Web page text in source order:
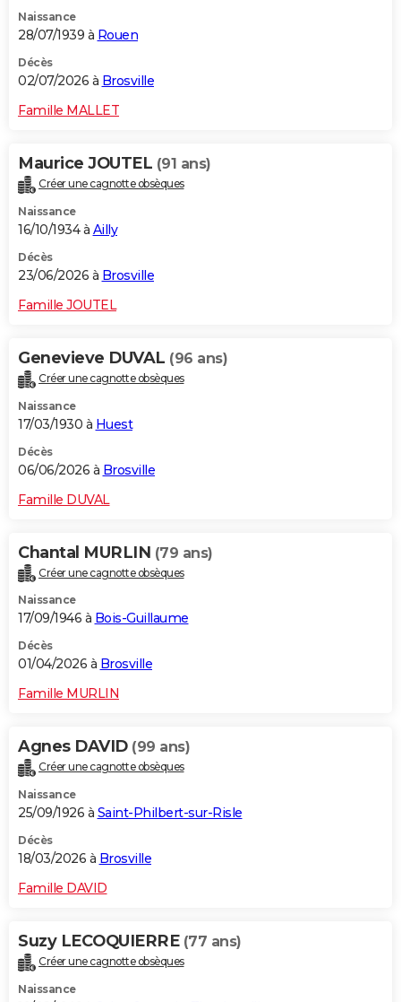
Dictionnaire
Biographies
Citations
Expressions
Proverbes
PROGRAMME TV
S'inscrire
Se connecter
Lycées
Collèges
Primaires
Universités
Entreprises
Service militaire
Avis de recherche
AVIS DE DÉCÈS
FORUM
Bricolage
Naissance
28/07/1939 à Rouen
Décès
02/07/2026 à Brosville
Famille MALLET
Maurice JOUTEL (91 ans)
Créer une cagnotte obsèques
Naissance
16/10/1934 à Ailly
Décès
23/06/2026 à Brosville
Famille JOUTEL
Genevieve DUVAL (96 ans)
Créer une cagnotte obsèques
Naissance
17/03/1930 à Huest
Décès
06/06/2026 à Brosville
Famille DUVAL
Chantal MURLIN (79 ans)
Créer une cagnotte obsèques
Naissance
17/09/1946 à Bois-Guillaume
Décès
01/04/2026 à Brosville
Famille MURLIN
Agnes DAVID (99 ans)
Créer une cagnotte obsèques
Naissance
25/09/1926 à Saint-Philbert-sur-Risle
Décès
18/03/2026 à Brosville
Famille DAVID
Suzy LECOQUIERRE (77 ans)
Créer une cagnotte obsèques
Naissance